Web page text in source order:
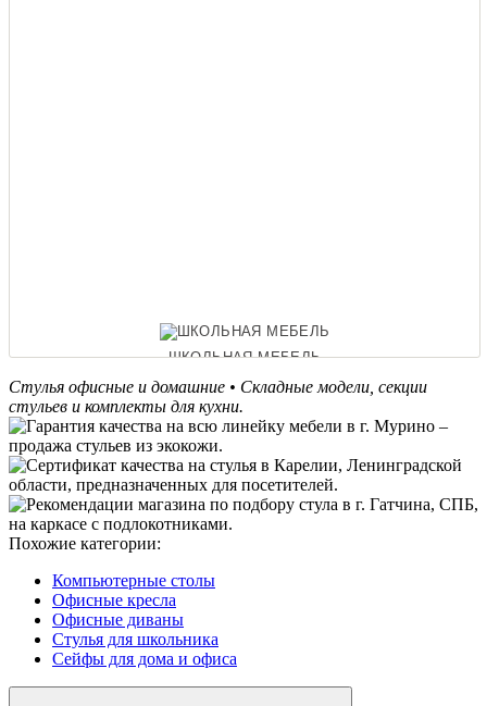
ШКОЛЬНАЯ МЕБЕЛЬ
ОФИСНЫЕ ДИВАНЫ
Стулья офисные и домашние • Складные модели, секции
стульев и комплекты для кухни.
Похожие категории:
Компьютерные столы
Офисные кресла
Офисные диваны
Стулья для школьника
Сейфы для дома и офиса